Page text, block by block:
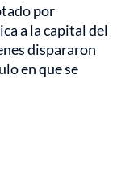
por
a la capital del
dispararon
en que se